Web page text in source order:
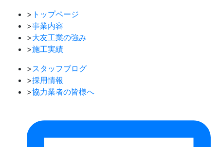
> トップページ
>事業内容
>大友工業の強み
>施工実績
> スタッフブログ
>採用情報
>協力業者の皆様へ